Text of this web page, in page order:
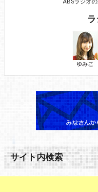
ABSラジオ
サイト内検索